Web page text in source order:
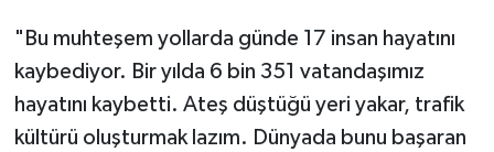
"Bu muhteşem yollarda günde 17 insan hayatını
kaybediyor. Bir yılda 6 bin 351 vatandaşımız
hayatını kaybetti. Ateş düştüğü yeri yakar, trafik
kültürü oluşturmak lazım. Dünyada bunu başaran